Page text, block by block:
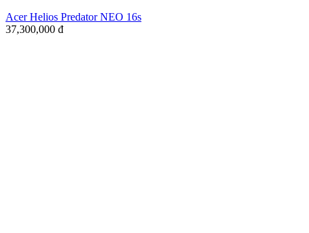
Acer Helios Predator NEO 16s
37,300,000 đ